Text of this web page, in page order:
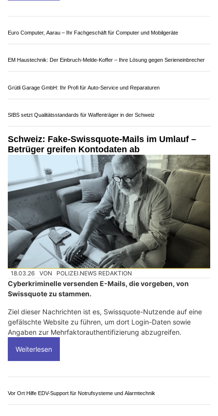
EM Haustechnik: Der Einbruch-Melde-Koffer – Ihre Lösung gegen Serieneinbrecher
Grütli Garage GmbH: Ihr Profi für Auto-Service und Reparaturen